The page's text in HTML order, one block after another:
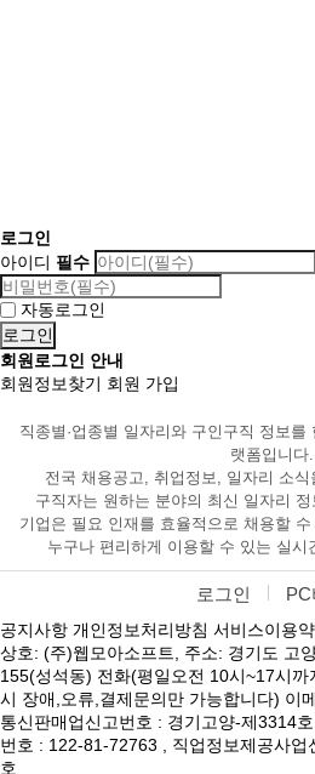
로그인
아이디 필수
자동로그인
회원로그인 안내
회원정보찾기 회원 가입
직종별·업종별 일자리와 구인구직 정보
랫폼입니다.
전국 채용공고, 취업정보, 일자리 소
구직자는 원하는 분야의 최신 일자리
기업은 필요 인재를 효율적으로 채용할
누구나 편리하게 이용할 수 있는 실시
로그인 PC
공지사항 개인정보처리방침 서비스이용
상호: (주)웹모아소프트, 주소: 경기도 고
155(성석동) 전화(평일오전 10시~17시
시 장애,오류,결제문의만 가능합니다) 이
통신판매업신고번호 : 경기고양-제3314
번호 : 122-81-72763 , 직업정보제공사
호